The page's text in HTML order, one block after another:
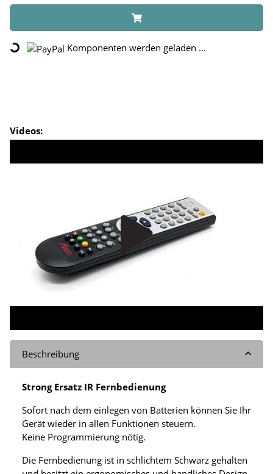
Loading... Komponenten werden geladen ...
Videos:
Beschreibung
Strong Ersatz IR Fernbedienung
Sofort nach dem einlegen von Batterien können Sie Ihr
Gerät wieder in allen Funktionen steuern.
Keine Programmierung nötig.
Die Fernbedienung ist in schlichtem Schwarz gehalten